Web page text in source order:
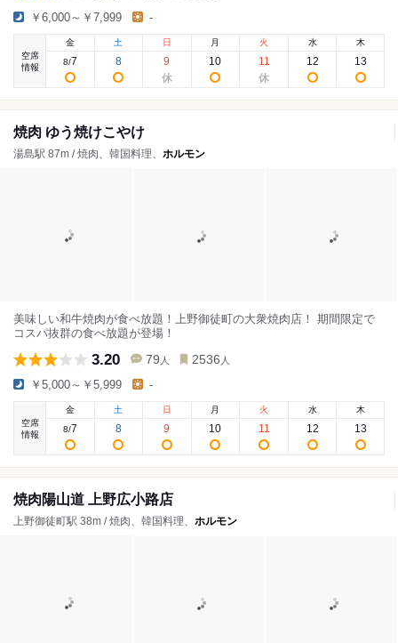
￥6,000～￥7,999 -
空席
情報
金
8/7
土
8
日
9
月
10
火
11
水
12
木
13
焼肉 ゆう焼けこやけ
湯島駅 87m / 焼肉、韓国料理、 ホルモン
美味しい和牛焼肉が食べ放題！上野御徒町の大衆焼肉店！ 期間限定で
コスパ抜群の食べ放題が登場！
3.20 79 人 2536 人
￥5,000～￥5,999 -
空席
情報
金
8/7
土
8
日
9
月
10
火
11
水
12
木
13
焼肉陽山道 上野広小路店
上野御徒町駅 38m / 焼肉、韓国料理、 ホルモン